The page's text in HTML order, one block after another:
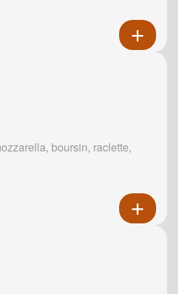
boursin, raclette,